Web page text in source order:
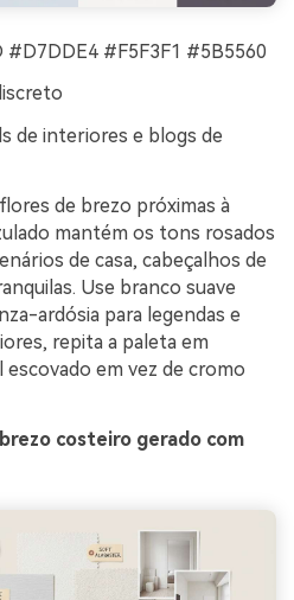
#D7DDE4 #F5F3F1 #5B5560
de interiores e blogs de
de brezo próximas à
mantém os tons rosados
de casa, cabeçalhos de
Use branco suave
ardósia para legendas e
repita a paleta em
em vez de cromo
costeiro gerado com